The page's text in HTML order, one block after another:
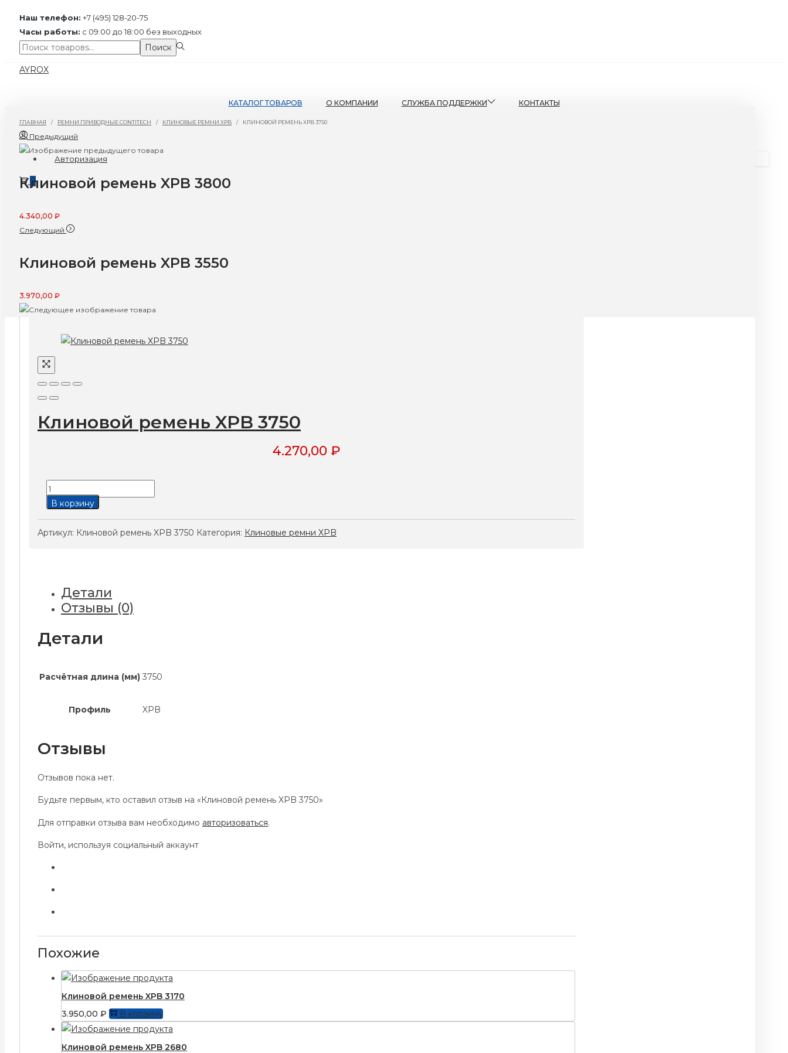
Наш телефон: +7 (495) 128-20-75
Часы работы: с 09:00 до 18:00 без выходных
Поиск:>
Поиск
Перейти
Перейти
AYROX
КАТАЛОГ ТОВАРОВ О КОМПАНИИ СЛУЖБА ПОДДЕРЖКИ КОНТАКТЫ
Авторизация
0
ГЛАВНАЯ / РЕМНИ ПРИВОДНЫЕ CONTITECH / КЛИНОВЫЕ РЕМНИ XPB / КЛИНОВОЙ РЕМЕНЬ XPB 3750
Предыдущий
Клиновой ремень XPB 3800
4.340,00 ₽
Следующий
Клиновой ремень XPB 3550
3.970,00 ₽
Клиновой ремень XPB 3750
4.270,00 ₽
Количество
товара
ремень
В корзину
Артикул: Клиновой ремень XPB 3750 Категория: Клиновые ремни XPB
Детали
Отзывы (0)
Детали
Расчётная длина (мм) 3750
Профиль XPB
Отзывы
Отзывов пока нет.
Будьте первым, кто оставил отзыв на «Клиновой ремень XPB 3750»
Для отправки отзыва вам необходимо авторизоваться.
Войти, используя социальный аккаунт
Похожие
Клиновой ремень XPB 3170
3.950,00 ₽ В корзину
Клиновой ремень XPB 2680